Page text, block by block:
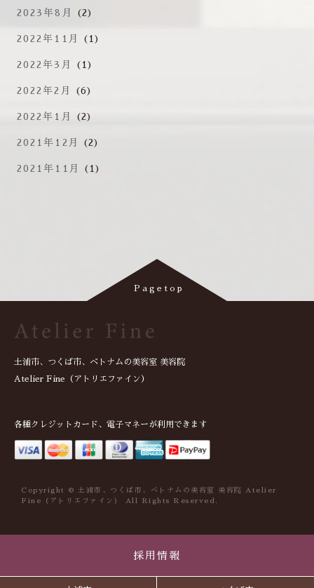
2023年8月 (2)
2022年11月 (1)
2022年3月 (1)
2022年2月 (6)
2022年1月 (2)
2021年12月 (2)
2021年11月 (1)
土浦市、つくば市、ベトナムの美容室 美容院
Atelier Fine（アトリエファイン）
各種クレジットカード、電子マネーが利用できます
Copyright © 土浦市、つくば市、ベトナムの美容室 美容院 Atelier
Fine（アトリエファイン） All Rights Reserved.
採用情報